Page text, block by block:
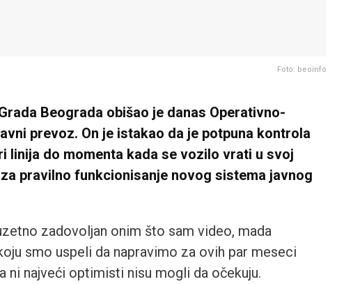
Foto: beoinfo
Beograda obišao je danas Operativno-
prevoz. On je istakao da je potpuna kontrola
linija do momenta kada se vozilo vrati u svoj
pravilno funkcionisanje novog sistema javnog
zadovoljan onim što sam video, mada
smo uspeli da napravimo za ovih par meseci
ni najveći optimisti nisu mogli da očekuju.